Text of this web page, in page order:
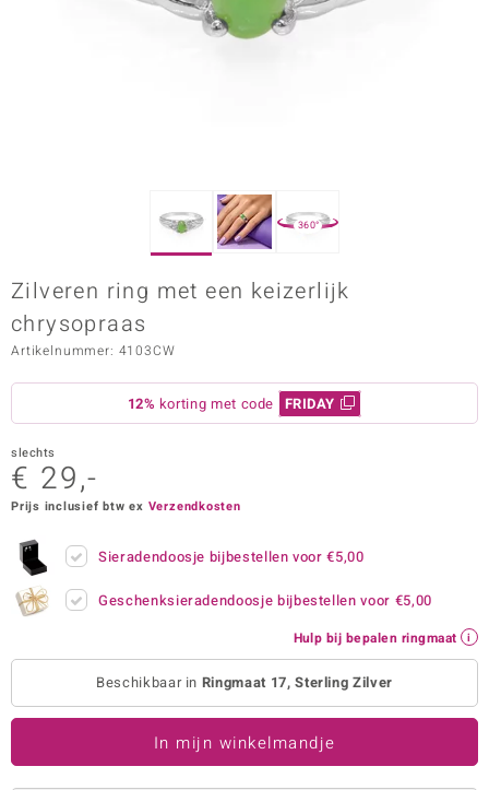
Vogue
in Italy
Paraíso
360°
Zilveren ring met een keizerlijk
chrysopraas
Artikelnummer: 4103CW
12% korting met code FRIDAY
slechts
€ 29,-
Prijs inclusief btw ex Verzendkosten
Sieradendoosje bijbestellen voor€5,00
Geschenksieradendoosje bijbestellen voor €5,00
Hulp bij bepalen ringmaat
Beschikbaar in Ringmaat 17, Sterling Zilver
In mijn winkelmandje